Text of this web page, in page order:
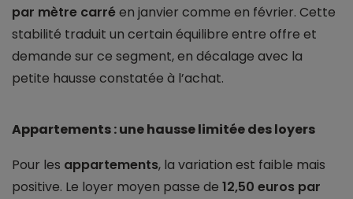
par mètre carréen janvier comme en février. Cette
stabilité traduit un certain équilibre entre offre et
demande sur ce segment, en décalage avec la
petite hausse constatée à l’achat.
Appartements : une hausse limitée des loyers
Pour les appartements, la variation est faible mais
positive. Le loyer moyen passe de 12,50 euros par